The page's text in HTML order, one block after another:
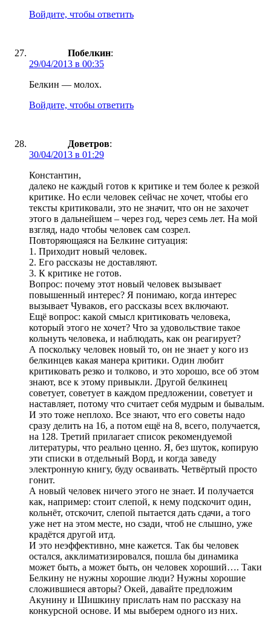
Войдите, чтобы ответить
Побелкин:
29/04/2013 в 00:35
Белкин — молох.
Войдите, чтобы ответить
Доветров:
30/04/2013 в 01:29
Константин,
далеко не каждый готов к критике и тем более к резкой
критике. Но если человек сейчас не хочет, чтобы его
тексты критиковали, это не значит, что он не захочет
этого в дальнейшем – через год, через семь лет. На мой
взгляд, надо чтобы человек сам созрел.
Повторяющаяся на Белкине ситуация:
1. Приходит новый человек.
2. Его рассказы не доставляют.
3. К критике не готов.
Вопрос: почему этот новый человек вызывает
повышенный интерес? Я понимаю, когда интерес
вызывает Чуваков, его рассказы всех включают.
Ещё вопрос: какой смысл критиковать человека,
который этого не хочет? Что за удовольствие такое
кольнуть человека, и наблюдать, как он реагирует?
А поскольку человек новый то, он не знает у кого из
белкинцев какая манера критики. Один любит
критиковать резко и толково, и это хорошо, все об этом
знают, все к этому привыкли. Другой белкинец
советует, советует в каждом предложении, советует и
наставляет, потому что считает себя мудрым и бывалым.
И это тоже неплохо. Все знают, что его советы надо
сразу делить на 16, а потом ещё на 8, всего, получается,
на 128. Третий прилагает список рекомендуемой
литературы, что реально ценно. Я, без шуток, копирую
эти списки в отдельный Ворд, и когда заведу
электронную книгу, буду осваивать. Четвёртый просто
гонит.
А новый человек ничего этого не знает. И получается
как, например: стоит слепой, к нему подскочит один,
кольнёт, отскочит, слепой пытается дать сдачи, а того
уже нет на этом месте, но сзади, чтоб не слышно, уже
крадётся другой итд.
И это неэффективно, мне кажется. Так бы человек
остался, акклиматизировался, пошла бы динамика
может быть, а может быть, он человек хороший…. Таки
Белкину не нужны хорошие люди? Нужны хорошие
сложившиеся авторы? Окей, давайте предложим
Акунину и Шишкину прислать нам по рассказу на
конкурсной основе. И мы выберем одного из них.